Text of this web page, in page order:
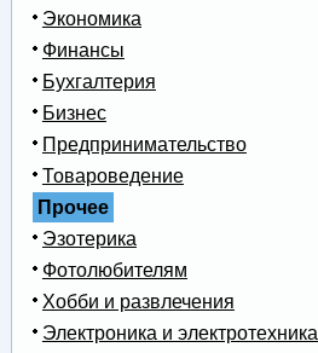
Экономика
Финансы
Бухгалтерия
Бизнес
Предпринимательство
Товароведение
Прочее
Эзотерика
Фотолюбителям
Хобби и развлечения
Электроника и электротехника